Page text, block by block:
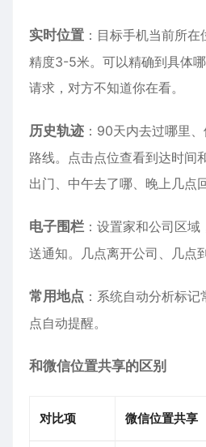
实时位置 ：目标手机当前所在
精度3-5米。可以精确到具体
请求，对方不知道你在看。
历史轨迹 ：90天内去过哪里
路线。点击点位查看到达时间
出门、中午去了哪、晚上几点
电子围栏 ：设置家和公司区
送通知。几点离开公司、几点
常用地点 ：系统自动分析标
点自动提醒。
和微信位置共享的区别
对比项 微信位置共享